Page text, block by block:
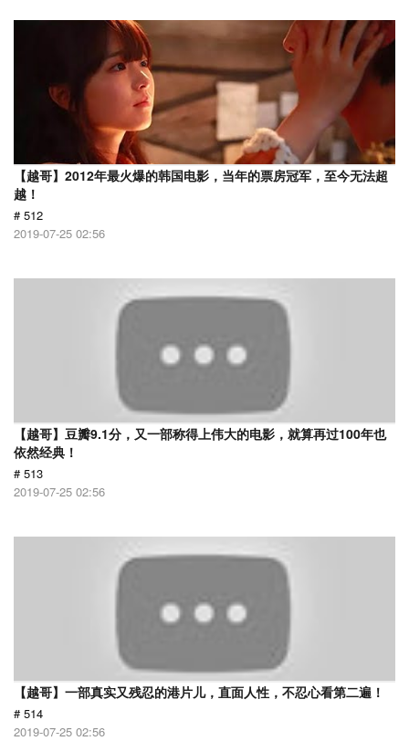
【越哥】2012年最火爆的韩国电影，当年的票房冠军，至今无法超
越！
# 512
2019-07-25 02:56
【越哥】豆瓣9.1分，又一部称得上伟大的电影，就算再过100年也
依然经典！
# 513
2019-07-25 02:56
【越哥】一部真实又残忍的港片儿，直面人性，不忍心看第二遍！
# 514
2019-07-25 02:56